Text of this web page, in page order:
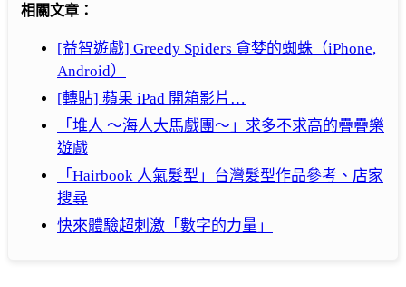
相關文章：
[益智遊戲] Greedy Spiders 貪婪的蜘蛛（iPhone,
Android）
[轉貼] 蘋果 iPad 開箱影片…
「堆人 ～海人大馬戲團～」求多不求高的疊疊樂
遊戲
「Hairbook 人氣髮型」台灣髮型作品參考、店家
搜尋
快來體驗超刺激「數字的力量」